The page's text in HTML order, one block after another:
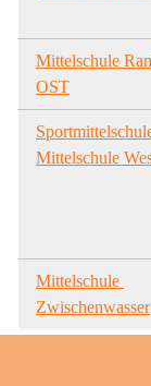
Mittelschule
OST
Mittelschule
Mittelschule
Zwischenwasser